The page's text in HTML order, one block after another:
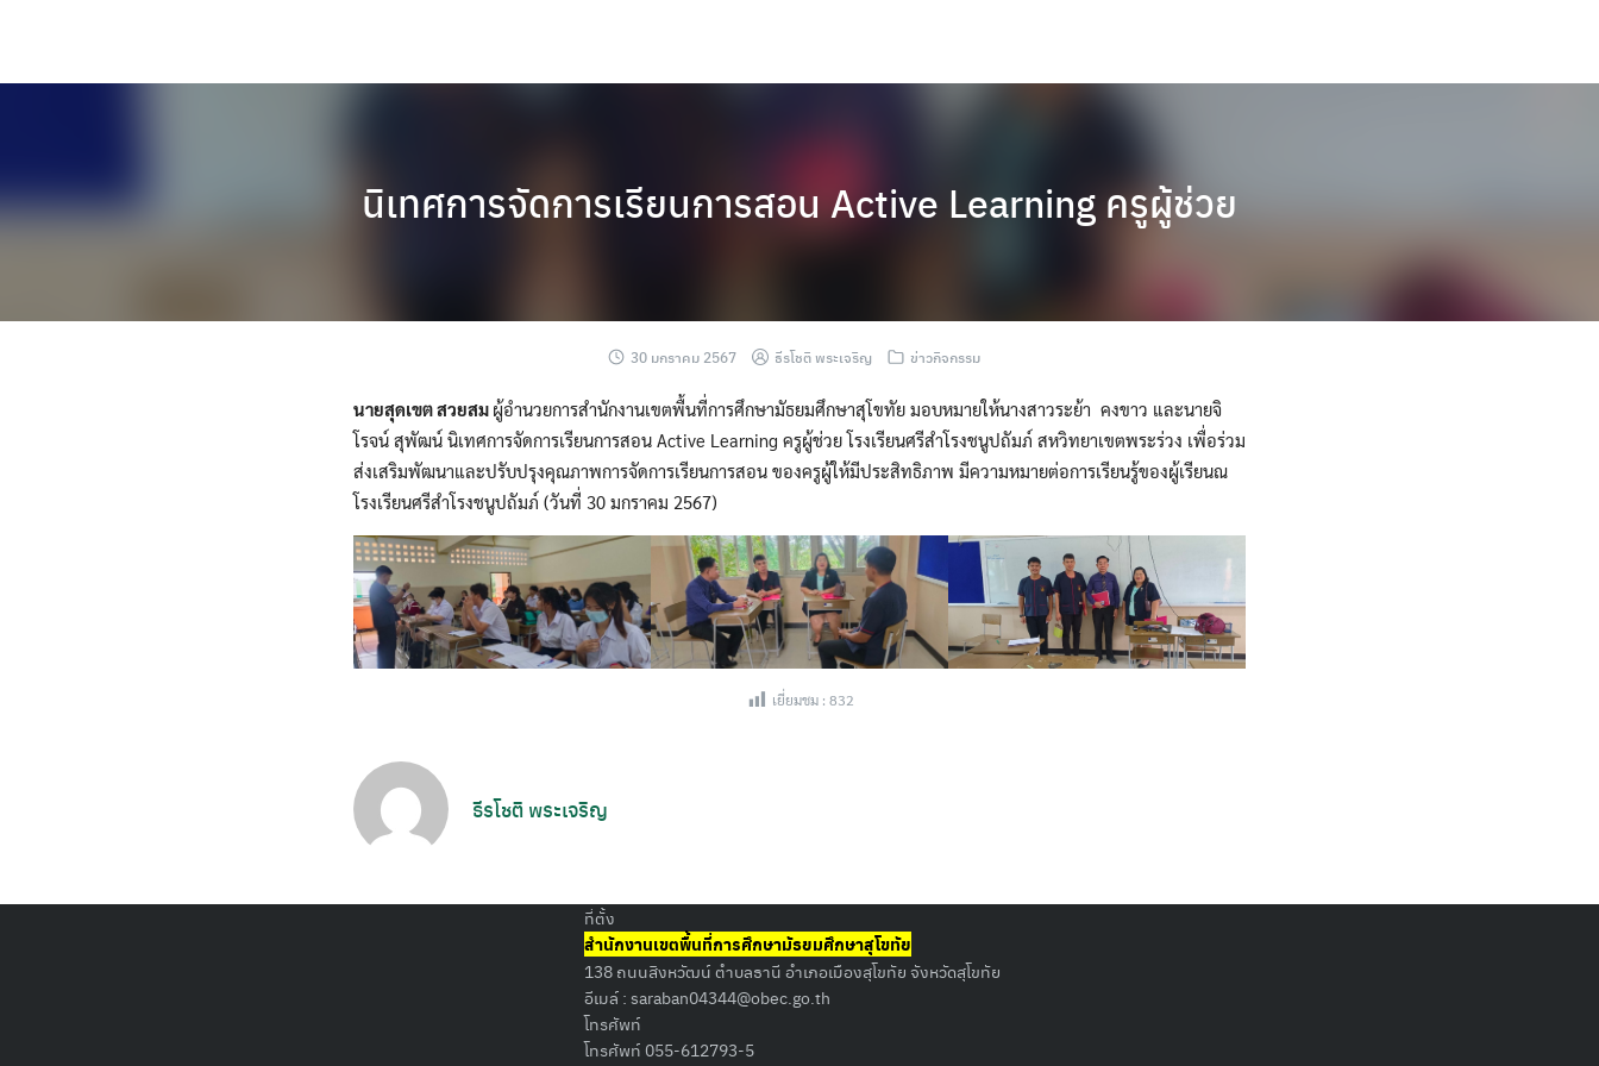
นิเทศการจัดการเรียนการสอน Active Learning ครูผู้ช่วย
30 มกราคม 2567 ธีรโชติ พระเจริญ ข่าวกิจกรรม
นายสุดเขต สวยสม ผู้อำนวยการสำนักงานเขตพื้นที่การศึกษามัธยมศึกษาสุโขทัย มอบหมายให้นางสาวระย้า คงขาว และนายจิ
โรจน์ สุพัฒน์ นิเทศการจัดการเรียนการสอน Active Learning ครูผู้ช่วย โรงเรียนศรีสำโรงชนูปถัมภ์ สหวิทยาเขตพระร่วง เพื่อร่วม
ส่งเสริมพัฒนาและปรับปรุงคุณภาพการจัดการเรียนการสอน ของครูผู้ให้มีประสิทธิภาพ มีความหมายต่อการเรียนรู้ของผู้เรียนณ
โรงเรียนศรีสำโรงชนูปถัมภ์ (วันที่ 30 มกราคม 2567)
เยี่ยมชม : 832
ธีรโชติ พระเจริญ
ที่ตั้ง
สำนักงานเขตพื้นที่การศึกษามัธยมศึกษาสุโขทัย
138 ถนนสิงหวัฒน์ ตำบลธานี อำเภอเมืองสุโขทัย จังหวัดสุโขทัย
อีเมล์ : saraban04344@obec.go.th
โทรศัพท์
โทรศัพท์ 055-612793-5